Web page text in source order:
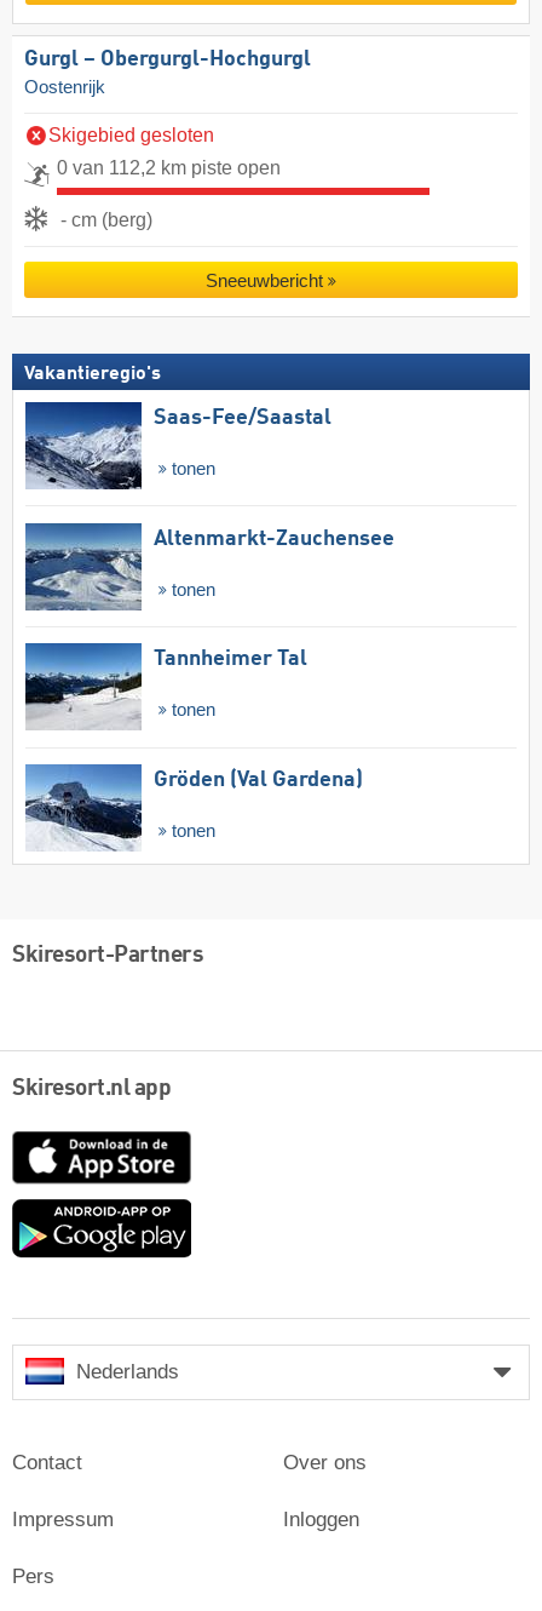
Gurgl – Obergurgl-Hochgurgl
Oostenrijk
Skigebied gesloten
0 van 112,2 km piste open
- cm (berg)
Sneeuwbericht
Vakantieregio's
Saas-Fee/​Saastal
tonen
Altenmarkt-Zauchensee
tonen
Tannheimer Tal
tonen
Gröden (Val Gardena)
tonen
Skiresort-Partners
Skiresort.nl app
App
Google
Nederlands
Contact
Impressum
Pers
Over ons
Inloggen